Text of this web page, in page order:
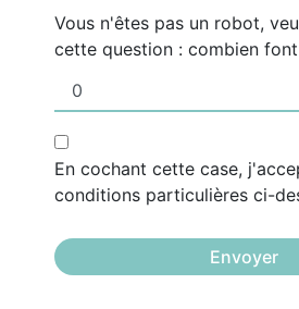
Vous n'êtes pas un robot,
cette question : combien
En cochant cette case,
conditions particulières ci-
Envoyer